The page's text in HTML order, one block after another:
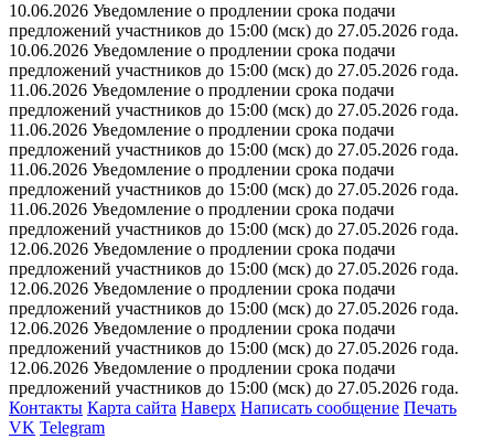
10.06.2026 Уведомление о продлении срока подачи
предложений участников до 15:00 (мск) до 27.05.2026 года.
10.06.2026 Уведомление о продлении срока подачи
предложений участников до 15:00 (мск) до 27.05.2026 года.
11.06.2026 Уведомление о продлении срока подачи
предложений участников до 15:00 (мск) до 27.05.2026 года.
11.06.2026 Уведомление о продлении срока подачи
предложений участников до 15:00 (мск) до 27.05.2026 года.
11.06.2026 Уведомление о продлении срока подачи
предложений участников до 15:00 (мск) до 27.05.2026 года.
11.06.2026 Уведомление о продлении срока подачи
предложений участников до 15:00 (мск) до 27.05.2026 года.
12.06.2026 Уведомление о продлении срока подачи
предложений участников до 15:00 (мск) до 27.05.2026 года.
12.06.2026 Уведомление о продлении срока подачи
предложений участников до 15:00 (мск) до 27.05.2026 года.
12.06.2026 Уведомление о продлении срока подачи
предложений участников до 15:00 (мск) до 27.05.2026 года.
12.06.2026 Уведомление о продлении срока подачи
предложений участников до 15:00 (мск) до 27.05.2026 года.
Контакты Карта сайта Наверх Написать сообщение Печать
VK Telegram